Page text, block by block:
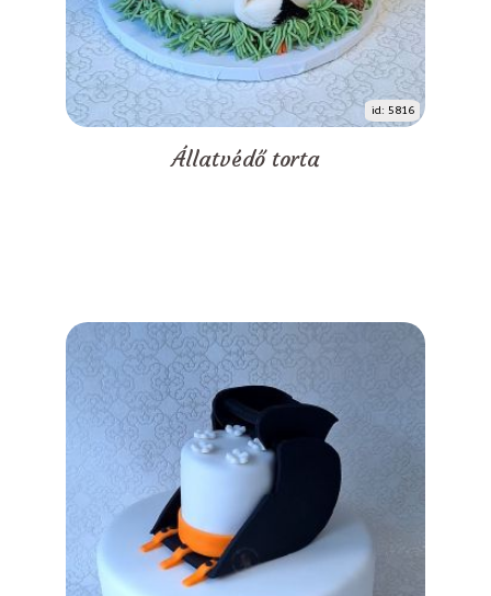
id: 5816
Állatvédő torta